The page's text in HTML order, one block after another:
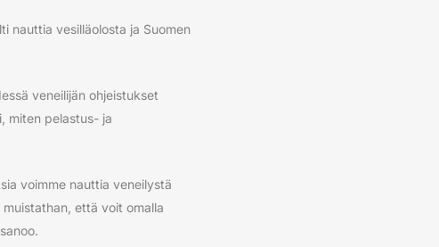
nauttia vesilläolosta ja Suomen
veneilijän ohjeistukset
miten pelastus- ja
voimme nauttia veneilystä
että voit omalla
sanoo.